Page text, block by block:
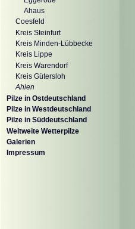
Ahaus
Coesfeld
Kreis Steinfurt
Kreis Minden-Lübbecke
Kreis Lippe
Kreis Warendorf
Kreis Gütersloh
Ahlen
Pilze in Ostdeutschland
Pilze in Westdeutschland
Pilze in Süddeutschland
Weltweite Wetterpilze
Galerien
Impressum